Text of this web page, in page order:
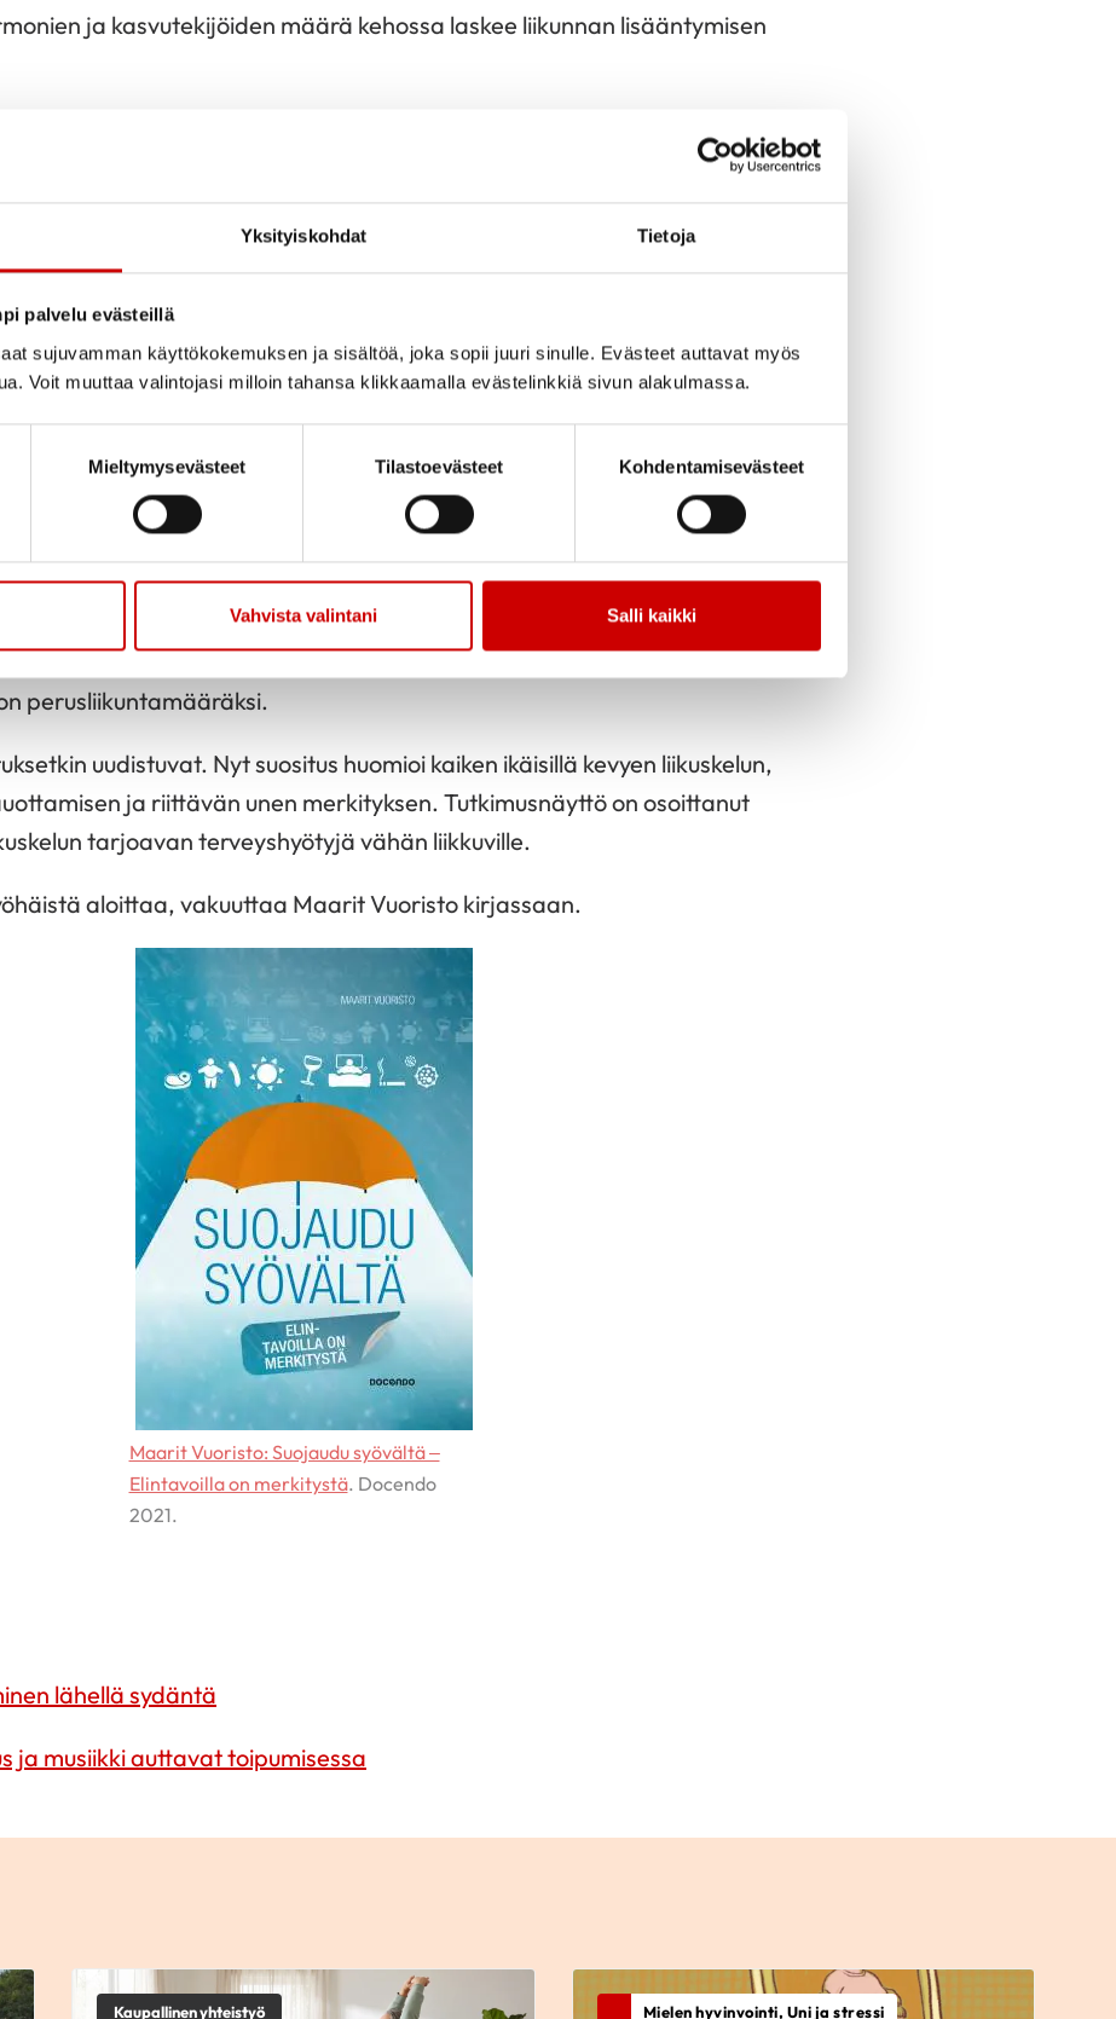
Yksityiskohdat Tietoja
palvelu evästeillä
sujuvamman käyttökokemuksen ja sisältöä, joka sopii juuri sinulle. Evästeet auttavat myös
Voit muuttaa valintojasi milloin tahansa klikkaamalla evästelinkkiä sivun alakulmassa.
Mieltymysevästeet Tilastoevästeet Kohdentamisevästeet
Vahvista valintani Salli kaikki
ja kasvutekijöiden määrä kehossa laskee liikunnan lisääntymisen
kehossa oleva rasvan määrä vähenee.
aloittaminen kannattaa
kun liikunta lisääntyy pitkästä aikaa. Mutta se kannattaa. Lenkiltä palaa
tuulella kuin sinne lähtiessä, Maarit Vuoristo kirjoittaa. Myös salilla
hikoillessa murheet unohtuvat tai ainakin kevenevät.
Myös elimistön lämpö nousee, jolloin hyvän olon tuntemukset
mielihyvä löytyy pikkuhiljaa, kokemuksen kautta. Esimerkiksi kävely tai
töihin lähtiessä tuo hyvinkin puolen tunnin liikunnan per päivä.
ja puoli tuntia liikuntaa, mitä ehdotetaan nykyisissä aikuisten liikkumisen
perusliikuntamääräksi.
uudistuvat. Nyt suositus huomioi kaiken ikäisillä kevyen liikuskelun,
ja riittävän unen merkityksen. Tutkimusnäyttö on osoittanut
tarjoavan terveyshyötyjä vähän liikkuville.
aloittaa, vakuuttaa Maarit Vuoristo kirjassaan.
Maarit Vuoristo: Suojaudu syövältä –
Elintavoilla on merkitystä. Docendo
2021.
lähellä sydäntä
ja musiikki auttavat toipumisessa
Kaupallinen yhteistyö Mielen hyvinvointi, Uni ja stressi